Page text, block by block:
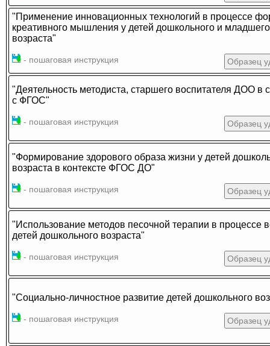
"Применение инновационных технологий в процессе
креативного мышления у детей дошкольного и
возраста"
- пошаговая инструкция Образец
"Деятельность методиста, старшего воспитателя ДОО в
с ФГОС"
- пошаговая инструкция Образец
"Формирование здорового образа жизни у детей
возраста в контексте ФГОС ДО"
- пошаговая инструкция Образец
"Использование методов песочной терапии в процессе
детей дошкольного возраста"
- пошаговая инструкция Образец
"Социально-личностное развитие детей дошкольного
- пошаговая инструкция Образец